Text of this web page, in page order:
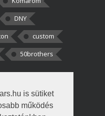
is sütiket
működés
DNY
custom
50brothers
Én csak két
hogy fél autót,